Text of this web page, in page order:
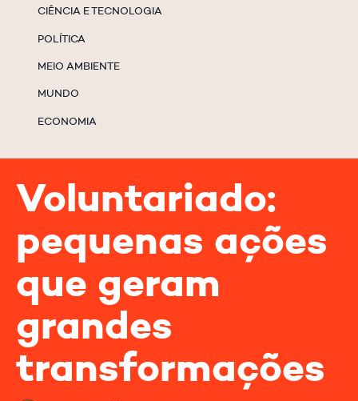
CIÊNCIA E TECNOLOGIA
POLÍTICA
MEIO AMBIENTE
MUNDO
ECONOMIA
Voluntariado:
pequenas ações
que geram
grandes
transformações